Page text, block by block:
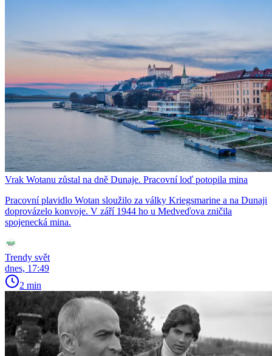
Vrak Wotanu zůstal na dně Dunaje. Pracovní loď potopila mina
Pracovní plavidlo Wotan sloužilo za války Kriegsmarine a na Dunaji
doprovázelo konvoje. V září 1944 ho u Medveďova zničila
spojenecká mina.
Trendy svět
dnes, 17:49
2 min